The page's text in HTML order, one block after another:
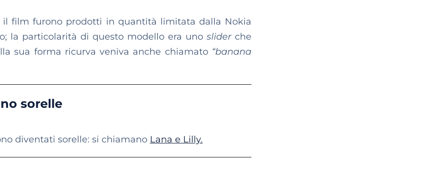
film furono prodotti in quantità limitata dalla Nokia
la particolarità di questo modello era uno sliderche
sua forma ricurva veniva anche chiamato “banana
sorelle
diventati sorelle: si chiamano Lana e Lilly.